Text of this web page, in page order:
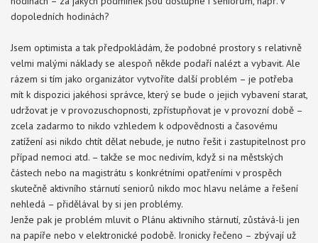
dopoledních hodinách?
Jsem optimista a tak předpokládám, že podobné prostory s relativně
velmi malými náklady se alespoň někde podaří nalézt a vybavit. Ale
rázem si tím jako organizátor vytvoříte další problém – je potřeba
mít k dispozici jakéhosi správce, který se bude o jejich vybavení starat,
udržovat je v provozuschopnosti, zpřístupňovat je v provozní době –
zcela zadarmo to nikdo vzhledem k odpovědnosti a časovému
zatížení asi nikdo chtít dělat nebude, je nutno řešit i zastupitelnost pro
případ nemoci atd. – takže se moc nedivím, když si na městských
částech nebo na magistrátu s konkrétními opatřeními v prospěch
skutečně aktivního stárnutí seniorů nikdo moc hlavu neláme a řešení
nehledá – přidělával by si jen problémy.
Jenže pak je problém mluvit o Plánu aktivního stárnutí, zůstává-li jen
na papíře nebo v elektronické podobě. Ironicky řečeno – zbývají už